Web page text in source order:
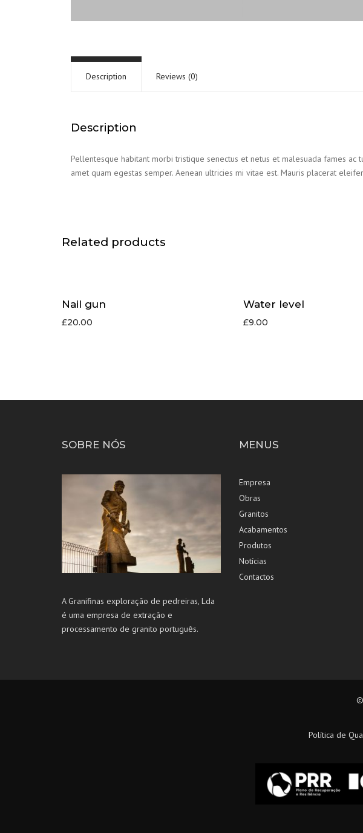
Description Reviews (0)
Description
Pellentesque habitant morbi tristique senectus et netus et malesuada fames
amet quam egestas semper. Aenean ultricies mi vitae est. Mauris placerat
Related products
Nail gun
£20.00
Water level
£9.00
SOBRE NÓS
A Granifinas exploração de pedreiras, Lda
é uma empresa de extração e
processamento de granito português.
MENUS
Empresa
Obras
Granitos
Acabamentos
Produtos
Notícias
Contactos
Política de